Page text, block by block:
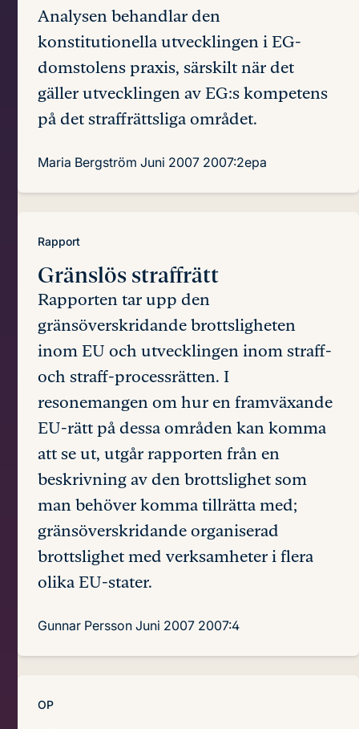
Analysen behandlar den
konstitutionella utvecklingen i EG-
domstolens praxis, särskilt när det
gäller utvecklingen av EG:s kompetens
på det straffrättsliga området.
Maria Bergström Juni 2007 2007:2epa
Rapport
Gränslös straffrätt
Rapporten tar upp den
gränsöverskridande brottsligheten
inom EU och utvecklingen inom straff-
och straff-processrätten. I
resonemangen om hur en framväxande
EU-rätt på dessa områden kan komma
att se ut, utgår rapporten från en
beskrivning av den brottslighet som
man behöver komma tillrätta med;
gränsöverskridande organiserad
brottslighet med verksamheter i flera
olika EU-stater.
Gunnar Persson Juni 2007 2007:4
OP